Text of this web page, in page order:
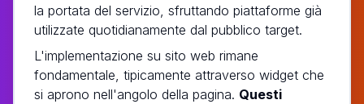
la portata del servizio, sfruttando piattaforme già
utilizzate quotidianamente dal pubblico target.
L'implementazione su sito web rimane
fondamentale, tipicamente attraverso widget che
si aprono nell'angolo della pagina. Questi